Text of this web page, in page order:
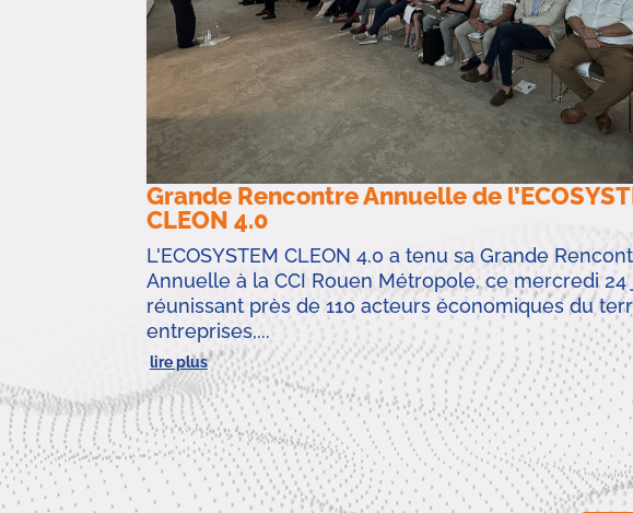
Grande Rencontre Annuelle de
CLEON 4.0
L'ECOSYSTEM CLEON 4.0 a tenu sa Grande
Annuelle à la CCI Rouen Métropole, ce mercredi 24
réunissant près de 110 acteurs économiques du
entreprises,...
lire plus